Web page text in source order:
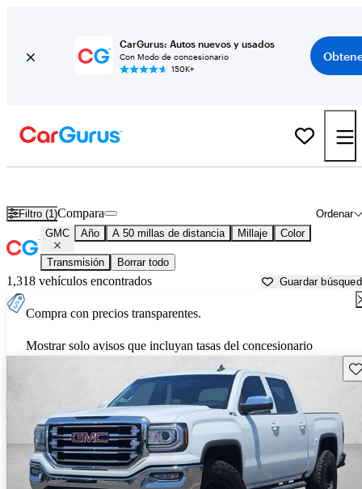
CarGurus: Autos nuevos y usados
Con Modo de concesionario
150K+
Filtro (1) Ordenar
Compara
GMC Año A 50 millas de distancia Millaje Color
Transmisión Borrar todo
1,318 vehículos encontrados Guardar
Compra con precios transparentes.
Mostrar solo avisos que incluyan tasas del concesionario